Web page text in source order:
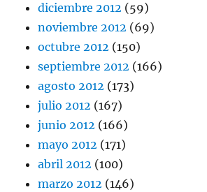
diciembre 2012 (59)
noviembre 2012 (69)
octubre 2012 (150)
septiembre 2012 (166)
agosto 2012 (173)
julio 2012 (167)
junio 2012 (166)
mayo 2012 (171)
abril 2012 (100)
marzo 2012 (146)